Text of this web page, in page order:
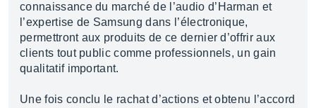
connaissance du marché de l’audio d’Harman et
l’expertise de Samsung dans l’électronique,
permettront aux produits de ce dernier d’offrir aux
clients tout public comme professionnels, un gain
qualitatif important.
Une fois conclu le rachat d’actions et obtenu l’accord